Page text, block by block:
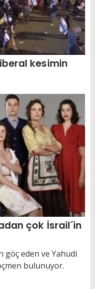
kesimin
çok İsrail´in
göç eden ve Yahudi
bulunuyor.